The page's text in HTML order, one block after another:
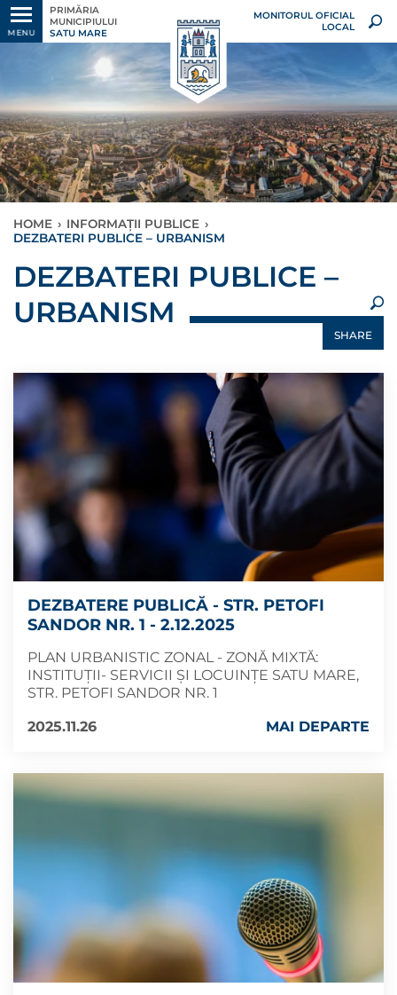
MENU
PRIMĂRIA
MUNICIPIULUI
SATU MARE
MONITORUL OFICIAL
LOCAL
HOME › INFORMAȚII PUBLICE ›
DEZBATERI PUBLICE – URBANISM
DEZBATERI PUBLICE –
URBANISM
SHARE
DEZBATERE PUBLICĂ - STR. PETOFI
SANDOR NR. 1 - 2.12.2025
PLAN URBANISTIC ZONAL - ZONĂ MIXTĂ:
INSTITUȚII- SERVICII ȘI LOCUINȚE SATU MARE,
STR. PETOFI SANDOR NR. 1
2025.11.26
MAI DEPARTE